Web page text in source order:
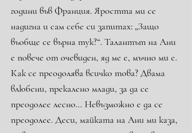
години във Франция. Яростта ми се
надигна и сам себе си запитах: „Защо
въобще се върна тук?“. Талантът на Ани
е повече от очевиден, яд ме е, мъчно ми е.
Как се преодолява всичко това? Двама
влюбени, прекалено млади, за да се
преодолее лесно… Невъзможно е да се
преодолее. Деси, майката на Ани ми каза,